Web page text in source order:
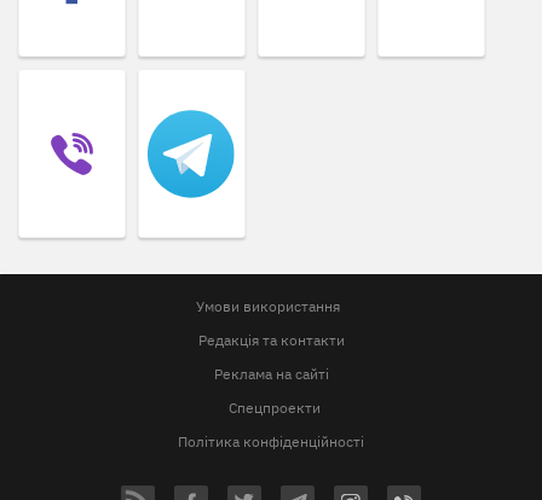
Умови використання
Редакція та контакти
Реклама на сайті
Спецпроекти
Політика конфіденційності